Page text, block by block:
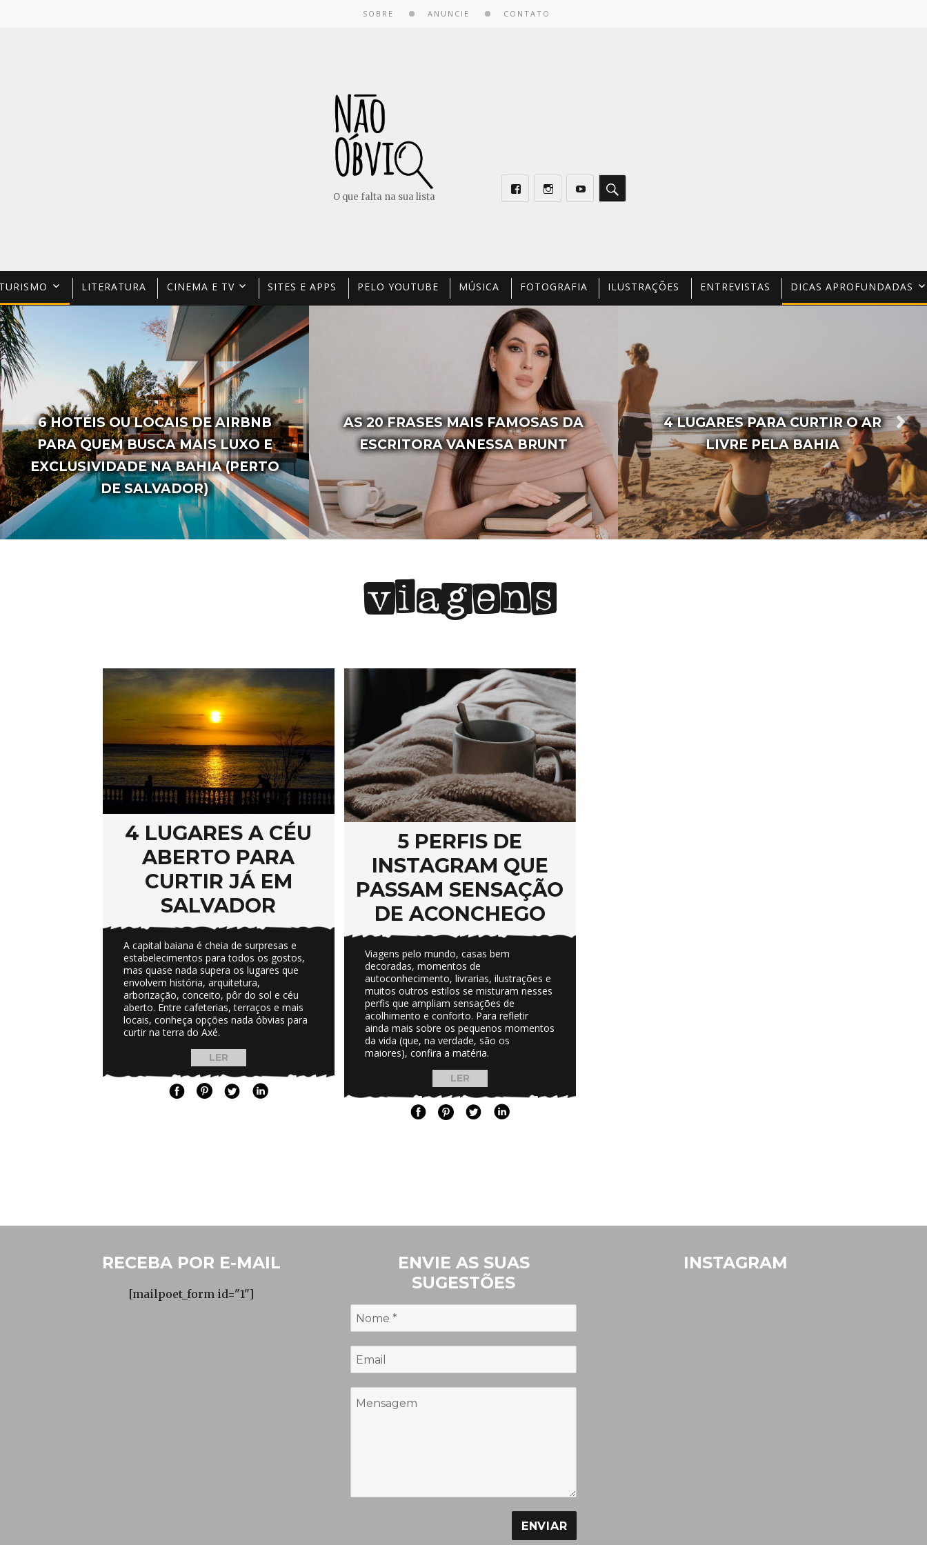
SOBRE ANUNCIE CONTATO
O que falta na sua lista
LITERATURA CINEMA E TV SITES E APPS PELO YOUTUBE MÚSICA FOTOGRAFIA ILUSTRAÇÕES ENTREVISTAS DICAS APROFUNDADAS
AS 20 FRASES MAIS FAMOSAS DA
ESCRITORA VANESSA BRUNT
4 LUGARES PARA CURTIR O AR
LIVRE PELA BAHIA
6 LUGARES NA BAHIA PARA
PRATICAR ESPORTES RADICAIS
viagens
4 LUGARES A CÉU
ABERTO PARA
CURTIR JÁ EM
SALVADOR
A capital baiana é cheia de surpresas e
estabelecimentos para todos os gostos,
mas quase nada supera os lugares que
envolvem história, arquitetura,
arborização, conceito, pôr do sol e céu
aberto. Entre cafeterias, terraços e mais
locais, conheça opções nada óbvias para
curtir na terra do Axé.
LER
5 PERFIS DE
INSTAGRAM QUE
PASSAM SENSAÇÃO
DE ACONCHEGO
Viagens pelo mundo, casas bem
decoradas, momentos de
autoconhecimento, livrarias, ilustrações e
muitos outros estilos se misturam nesses
perfis que ampliam sensações de
acolhimento e conforto. Para refletir
ainda mais sobre os pequenos momentos
da vida (que, na verdade, são os
maiores), confira a matéria.
LER
RECEBA POR E-MAIL
[mailpoet_form id="1"]
ENVIE AS SUAS
SUGESTÕES
ENVIAR
INSTAGRAM